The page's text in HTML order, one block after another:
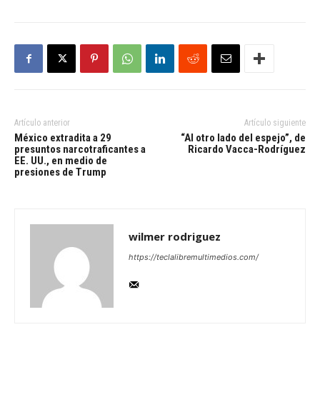
Artículo anterior
México extradita a 29
presuntos narcotraficantes a
EE. UU., en medio de
presiones de Trump
Artículo siguiente
“Al otro lado del espejo”, de
Ricardo Vacca-Rodríguez
wilmer rodriguez
https://teclalibremultimedios.com/